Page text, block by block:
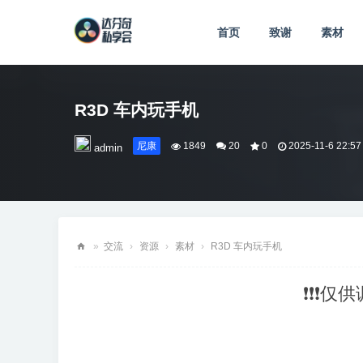
首页 致谢 素材
R3D 车内玩手机
admin 尼康 1849 20 0 2025-11-6 22:57
» 交流 › 资源 › 素材 › R3D 车内玩手机
❗❗❗仅